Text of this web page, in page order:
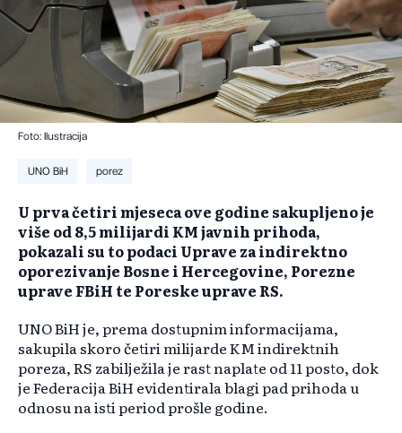
Foto: Ilustracija
UNO BiH porez
U prva četiri mjeseca ove godine sakupljeno je
više od 8,5 milijardi KM javnih prihoda,
pokazali su to podaci Uprave za indirektno
oporezivanje Bosne i Hercegovine, Porezne
uprave FBiH te Poreske uprave RS.
UNO BiH je, prema dostupnim informacijama,
sakupila skoro četiri milijarde KM indirektnih
poreza, RS zabilježila je rast naplate od 11 posto, dok
je Federacija BiH evidentirala blagi pad prihoda u
odnosu na isti period prošle godine.